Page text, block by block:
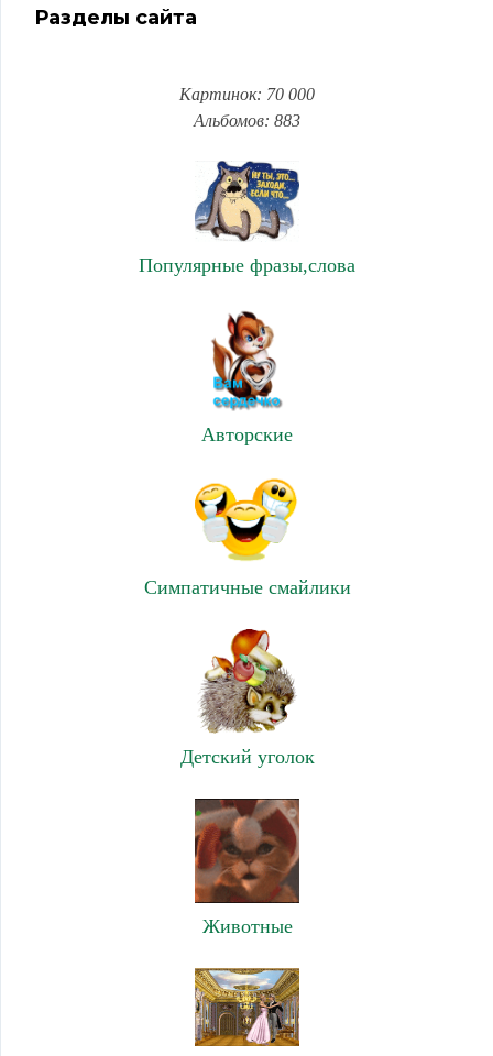
Разделы сайта
Картинок: 70 000
Альбомов: 883
Популярные фразы,слова
Авторские
Симпатичные смайлики
Детский уголок
Животные